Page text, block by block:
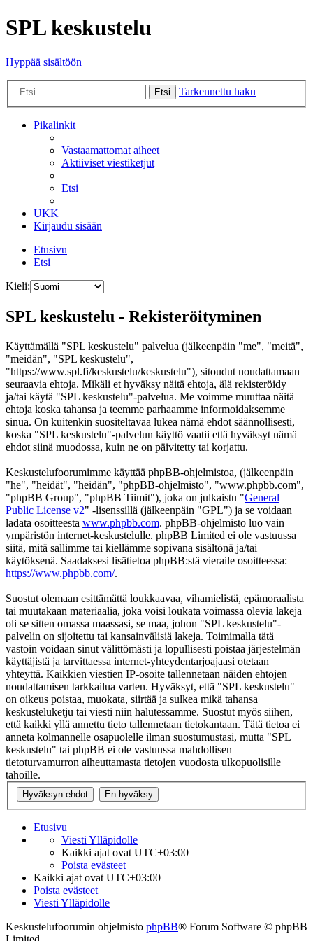
SPL keskustelu
Hyppää sisältöön
Etsi Tarkennettu haku
Pikalinkit
Vastaamattomat aiheet
Aktiiviset viestiketjut
Etsi
UKK
Kirjaudu sisään
Etusivu
Etsi
Kieli:
SPL keskustelu - Rekisteröityminen
Käyttämällä "SPL keskustelu" palvelua (jälkeenpäin "me", "meitä",
"meidän", "SPL keskustelu",
"https://www.spl.fi/keskustelu/keskustelu"), sitoudut noudattamaan
seuraavia ehtoja. Mikäli et hyväksy näitä ehtoja, älä rekisteröidy
ja/tai käytä "SPL keskustelu"-palvelua. Me voimme muuttaa näitä
ehtoja koska tahansa ja teemme parhaamme informoidaksemme
sinua. On kuitenkin suositeltavaa lukea nämä ehdot säännöllisesti,
koska "SPL keskustelu"-palvelun käyttö vaatii että hyväksyt nämä
ehdot siinä muodossa, kuin ne on päivitetty tai korjattu.
Keskustelufoorumimme käyttää phpBB-ohjelmistoa, (jälkeenpäin
"he", "heidät", "heidän", "phpBB-ohjelmisto", "www.phpbb.com",
"phpBB Group", "phpBB Tiimit"), joka on julkaistu "General
Public License v2" -lisenssillä (jälkeenpäin "GPL") ja se voidaan
ladata osoitteesta www.phpbb.com. phpBB-ohjelmisto luo vain
ympäristön internet-keskustelulle. phpBB Limited ei ole vastuussa
siitä, mitä sallimme tai kiellämme sopivana sisältönä ja/tai
käytöksenä. Saadaksesi lisätietoa phpBB:stä vieraile osoitteessa:
https://www.phpbb.com/.
Suostut olemaan esittämättä loukkaavaa, vihamielistä, epämoraalista
tai muutakaan materiaalia, joka voisi loukata voimassa olevia lakeja
oli se sitten omassa maassasi, se maa, johon "SPL keskustelu"-
palvelin on sijoitettu tai kansainvälisiä lakeja. Toimimalla tätä
vastoin voidaan sinut välittömästi ja lopullisesti poistaa järjestelmän
käyttäjistä ja tarvittaessa internet-yhteydentarjoajaasi otetaan
yhteyttä. Kaikkien viestien IP-osoite tallennetaan näiden ehtojen
noudattamisen tarkkailua varten. Hyväksyt, että "SPL keskustelu"
on oikeus poistaa, muokata, siirtää ja sulkea mikä tahansa
keskusteluketju tai viesti niin halutessamme. Suostut myös siihen,
että kaikki yllä annettu tieto tallennetaan tietokantaan. Tätä tietoa ei
anneta kolmannelle osapuolelle ilman suostumustasi, mutta "SPL
keskustelu" tai phpBB ei ole vastuussa mahdollisen
tietoturvamurron aiheuttamasta tietojen vuodosta ulkopuolisille
tahoille.
Etusivu
Viesti Ylläpidolle
Kaikki ajat ovat UTC+03:00
Poista evästeet
Kaikki ajat ovat UTC+03:00
Poista evästeet
Viesti Ylläpidolle
Keskustelufoorumin ohjelmisto phpBB® Forum Software © phpBB